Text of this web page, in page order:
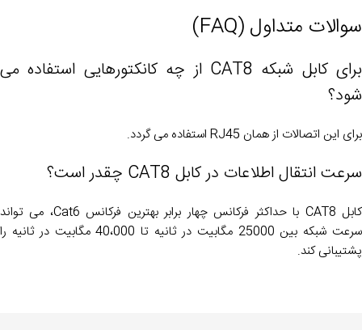
سوالات متداول (FAQ)
برای کابل شبکه CAT8 از چه کانکتورهایی استفاده می
شود؟
برای این اتصالات از همان RJ45 استفاده می گردد.
سرعت انتقال اطلاعات در کابل CAT8 چقدر است؟
کابل CAT8 با حداکثر فرکانس چهار برابر بهترین فرکانس Cat6، می تواند
سرعت شبکه بین 25000 مگابیت در ثانیه تا 40،000 مگابیت در ثانیه را
پشتیبانی کند.